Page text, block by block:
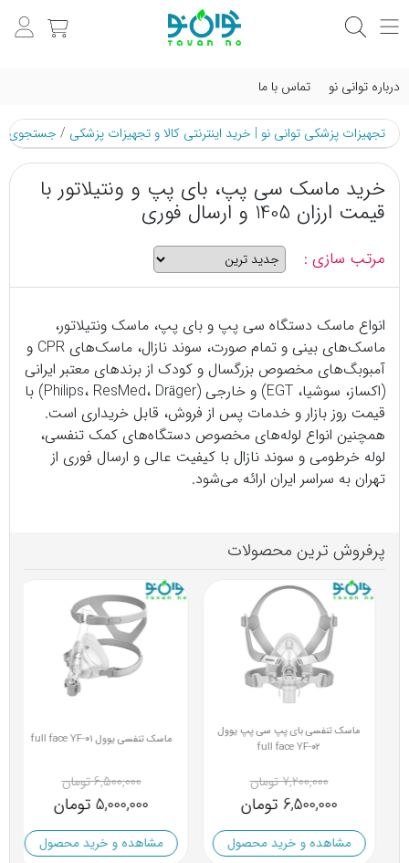
درباره توانی نو تماس با ما
تجهیزات پزشکی توانی نو | خرید اینترنتی کالا و تجهیزات پزشکی / جستجوی
خرید ماسک سی پپ، بای پپ و ونتیلاتور با
قیمت ارزان 1405 و ارسال فوری
مرتب سازی :
انواع ماسک دستگاه سی پپ و بای پپ، ماسک ونتیلاتور،
ماسک‌های بینی و تمام صورت، سوند نازال، ماسک‌های CPR و
آمبوبگ‌های مخصوص بزرگسال و کودک از برندهای معتبر ایرانی
(اکساز، سوشیا، EGT) و خارجی (Philips، ResMed، Dräger) با
قیمت روز بازار و خدمات پس از فروش، قابل خریداری است.
همچنین انواع لوله‌های مخصوص دستگاه‌های کمک تنفسی،
لوله خرطومی و سوند نازال با کیفیت عالی و ارسال فوری از
تهران به سراسر ایران ارائه می‌شود.
پرفروش ترین محصولات
ماسک تنفسی بای پپ سی پپ یوول
full face YF-02
7,200,000 تومان
6,500,000 تومان
مشاهده و خرید محصول
ماسک تنفسی یوول full face YF-01
6,500,000 تومان
5,000,000 تومان
مشاهده و خرید محصول